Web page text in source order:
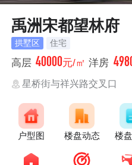
禹洲宋都望林府
拱墅区 住宅
高层 40000元/㎡ 洋房
星桥街与祥兴路交叉口
户型图 楼盘动态 楼